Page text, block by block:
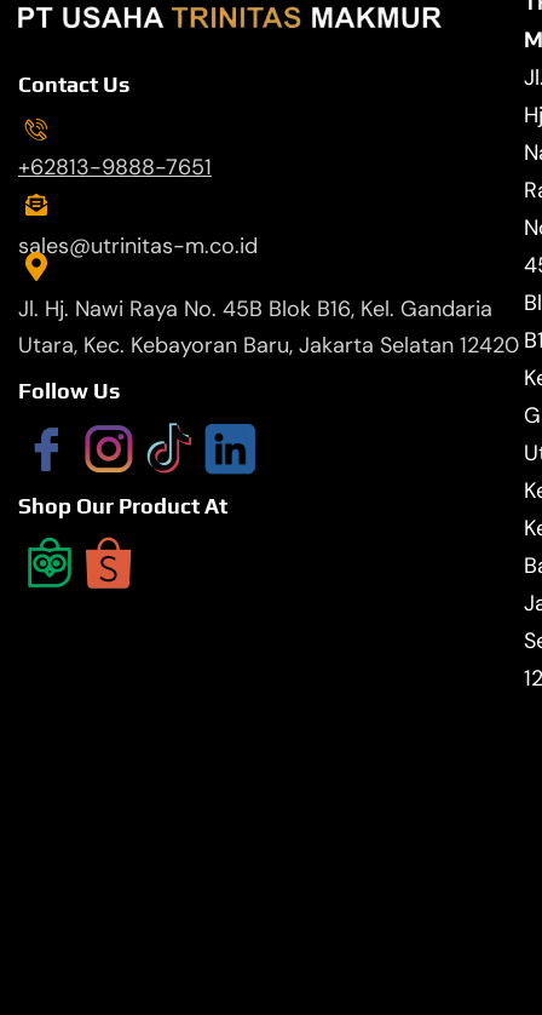
Contact Us
+62813-9888-7651
sales@utrinitas-m.co.id
Jl. Hj. Nawi Raya No. 45B Blok B16, Kel. Gandaria
Utara, Kec. Kebayoran Baru, Jakarta Selatan 12420
Follow Us
Shop Our Product At